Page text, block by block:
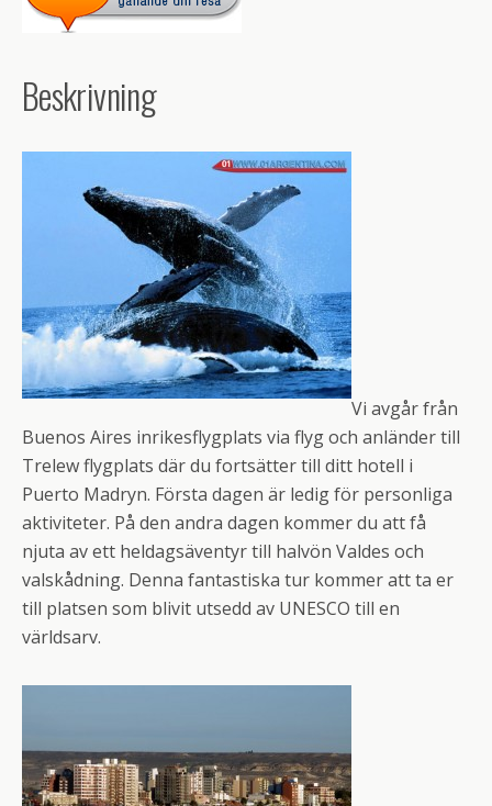
Beskrivning
Vi avgår från
Buenos Aires inrikesflygplats via flyg och anländer till
Trelew flygplats där du fortsätter till ditt hotell i
Puerto Madryn. Första dagen är ledig för personliga
aktiviteter. På den andra dagen kommer du att få
njuta av ett heldagsäventyr till halvön Valdes och
valskådning. Denna fantastiska tur kommer att ta er
till platsen som blivit utsedd av UNESCO till en
världsarv.